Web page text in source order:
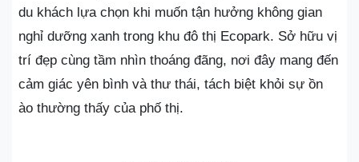
du khách lựa chọn khi muốn tận hưởng không gian
nghỉ dưỡng xanh trong khu đô thị Ecopark. Sở hữu vị
trí đẹp cùng tầm nhìn thoáng đãng, nơi đây mang đến
cảm giác yên bình và thư thái, tách biệt khỏi sự ồn
ào thường thấy của phố thị.